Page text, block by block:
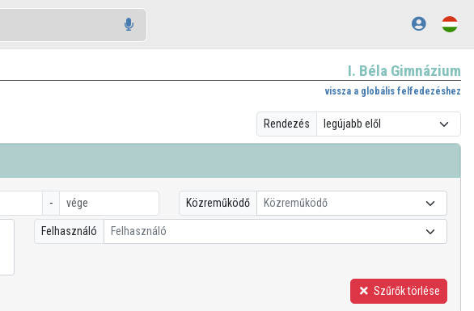
I. Béla Gimnázium
vissza a globális felfedezéshez
Rendezés
- Közreműködő Közreműködő
Felhasználó Felhasználó
Szűrők törlése